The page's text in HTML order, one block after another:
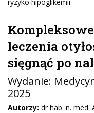
leczenia
sięgnąć po
Wydanie:
2025
Autorzy: dr hab. n. med.